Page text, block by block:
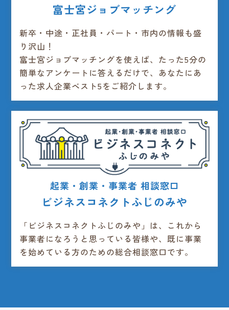
富士宮ジョブマッチング
新卒・中途・正社員・パート・市内の情報も盛
り沢山！
富士宮ジョブマッチングを使えば、たった5分の
簡単なアンケートに答えるだけで、あなたにあ
った求人企業ベスト5をご紹介します。
起業・創業・事業者 相談窓口
ビジネスコネクトふじのみや
「ビジネスコネクトふじのみや」は、これから
事業者になろうと思っている皆様や、既に事業
を始めている方のための総合相談窓口です。